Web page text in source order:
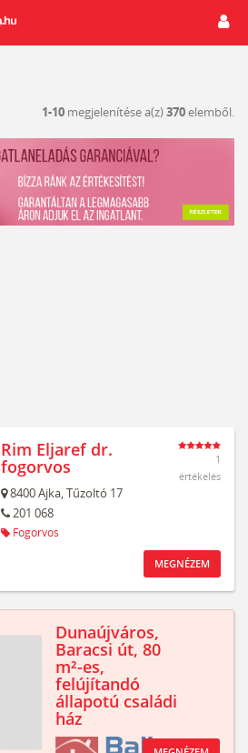
1-10 megjelenítése a(z)370elemből.
Rim Eljaref dr.
fogorvos
8400Ajka,Tűzoltó 17
201 068
Fogorvos
1
értékelés
MEGNÉZEM
Dunaújváros,
Baracsi út, 80
m²-es,
felújítandó
állapotú családi
ház